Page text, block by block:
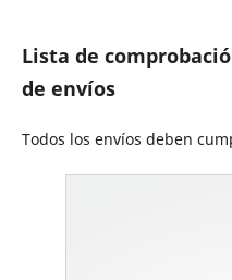
Lista de
de envíos
Todos los envíos deben